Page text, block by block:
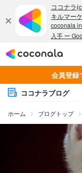
会員登録
ココナラブログ
ホーム ブログトップ